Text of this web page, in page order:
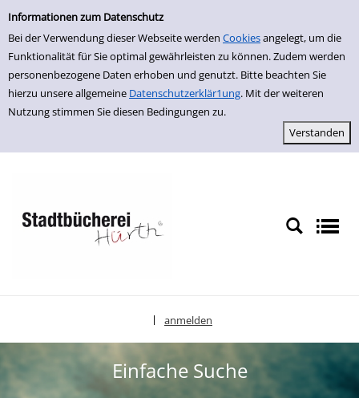
Einfache Suche
Informationen zum Datenschutz
Bei der Verwendung dieser Webseite werden Cookiesangelegt, um die
Funktionalität für Sie optimal gewährleisten zu können. Zudem werden
personenbezogene Daten erhoben und genutzt. Bitte beachten Sie
hierzu unsere allgemeine Datenschutzerklär1ung. Mit der weiteren
Nutzung stimmen Sie diesen Bedingungen zu.
zur Navigation springen
zum Inhalt springen
Zu den Suchfiltern springen
Zur Trefferliste springen
anmelden
Einfache Suche